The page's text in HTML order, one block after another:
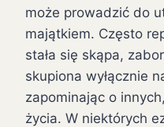
może prowadzić do
majątkiem. Często
stała się skąpa,
skupiona wyłącznie
zapominając o
życia. W niektórych